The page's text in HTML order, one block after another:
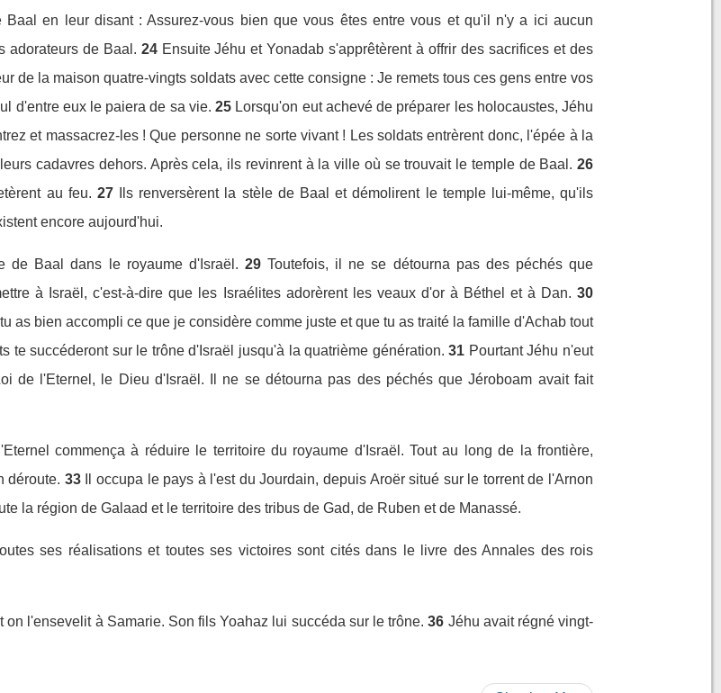
en leur disant : Assurez-vous bien que vous êtes entre vous et qu'il n'y a ici aucun
adorateurs de Baal. 24 Ensuite Jéhu et Yonadab s'apprêtèrent à offrir des sacrifices et des
de la maison quatre-vingts soldats avec cette consigne : Je remets tous ces gens entre vos
d'entre eux le paiera de sa vie. 25 Lorsqu'on eut achevé de préparer les holocaustes, Jéhu
et massacrez-les ! Que personne ne sorte vivant ! Les soldats entrèrent donc, l'épée à la
cadavres dehors. Après cela, ils revinrent à la ville où se trouvait le temple de Baal. 26
au feu. 27
Ils renversèrent la stèle de Baal et démolirent le temple lui-même, qu'ils
encore aujourd'hui.
de Baal dans le royaume d'Israël. 29 Toutefois, il ne se détourna pas des péchés que
à Israël, c'est-à-dire que les Israélites adorèrent les veaux d'or à Béthel et à Dan. 30
as bien accompli ce que je considère comme juste et que tu as traité la famille d'Achab tout
te succéderont sur le trône d'Israël jusqu'à la quatrième génération. 31 Pourtant Jéhu n'eut
de l'Eternel, le Dieu d'Israël. Il ne se détourna pas des péchés que Jéroboam avait fait
commença à réduire le territoire du royaume d'Israël. Tout au long de la frontière,
déroute. 33
Il occupa le pays à l'est du Jourdain, depuis Aroër situé sur le torrent de l'Arnon
la région de Galaad et le territoire des tribus de Gad, de Ruben et de Manassé.
ses réalisations et toutes ses victoires sont cités dans le livre des Annales des rois
l'ensevelit à Samarie. Son fils Yoahaz lui succéda sur le trône. 36 Jéhu avait régné vingt-